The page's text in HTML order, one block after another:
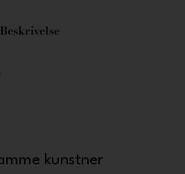
Beskrivelse
kunstner